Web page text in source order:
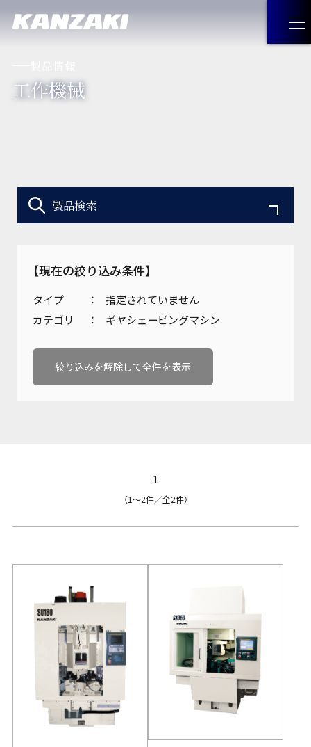
製品情報
油圧機器・トランスミッション・
マリンギヤ・電動機器
企業情報トップ
経営理念
会社概要
採用情報
マリンギヤ・電動機器に関する
お問い合わせ
採用に関するお問い合わせ
JA
工作機械
製品検索
【現在の絞り込み条件】
タイプ
指定されていません
カテゴリ
ギヤシェービングマシン
絞り込みを解除して全件を表示
1
（1〜2件／全2件）